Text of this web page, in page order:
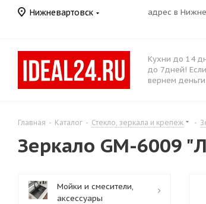
Нижневартовск адрес в
Кухни до 14
до 7дней!
вернем
Главная - Каталог - Стекло, зеркала и крепеж -
Зеркало GМ-6009
Мойки и смесители,
аксессуары